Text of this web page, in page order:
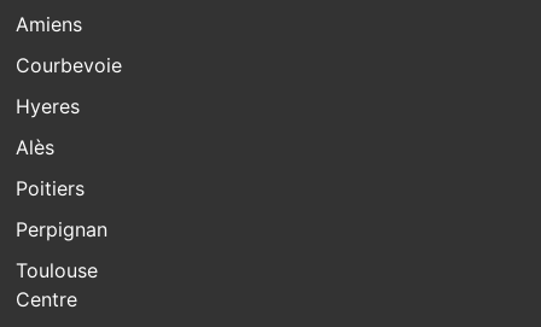
Amiens
Courbevoie
Hyeres
Alès
Poitiers
Perpignan
Toulouse
Centre